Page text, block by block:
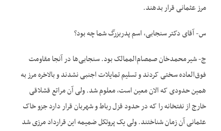
مرز عثمانی قرار بدهند.
س- آقای دکتر سنجابی، اسم پدربزرگ شما چه بود؟
ج- شیرمحمدخان صمصام‌‌الممالک بود. سنجابی‌‌ها در آنجا مقاومت
فوق‌العاده سختی کردند و تسلیم تمایلات اجنبی نشدند و بالاخره مرز به
همین حدودی که الان معین است، معلوم شد. ولی آن مراتع قشلاقی
خارج از نفتخانه را که در حدود قزل رباط و شهربان قرار دارد جزو خاک
عثمانی آن زمان شناختند. ولی یک پروتکل ضمیمه این قرارداد مرزی شد